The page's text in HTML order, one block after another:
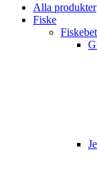
Alla produkter
Fiske